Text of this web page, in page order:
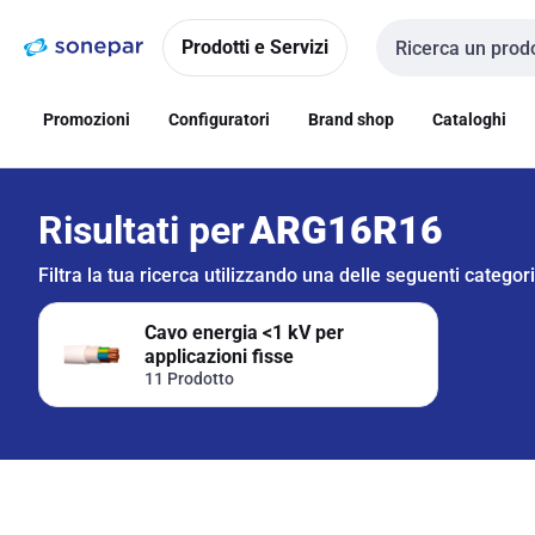
navigazionealla
Prodotti e Servizi
Cerca input
Promozioni Configuratori Brand shop Cataloghi
Risultati perARG16R16
Filtra la tua ricerca utilizzando una delle seguenti
Cavo energia <1 kV per
applicazioni fisse
11 Prodotto